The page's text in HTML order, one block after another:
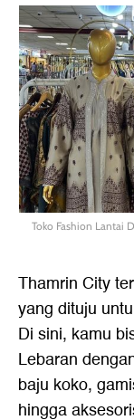
Toko Fashion Lantai
Thamrin City
yang dituju
Di sini, kamu
Lebaran
baju koko,
hingga